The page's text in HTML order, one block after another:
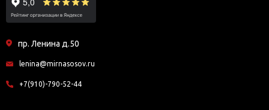
пр. Ленина д.50
lenina@mirnasosov.ru
+7(910)-790-52-44